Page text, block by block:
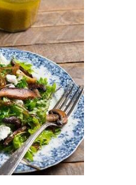
Креветки с
салат
Салат с